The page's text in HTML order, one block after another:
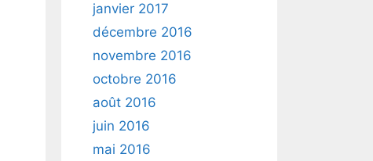
janvier 2017
décembre 2016
novembre 2016
octobre 2016
août 2016
juin 2016
mai 2016